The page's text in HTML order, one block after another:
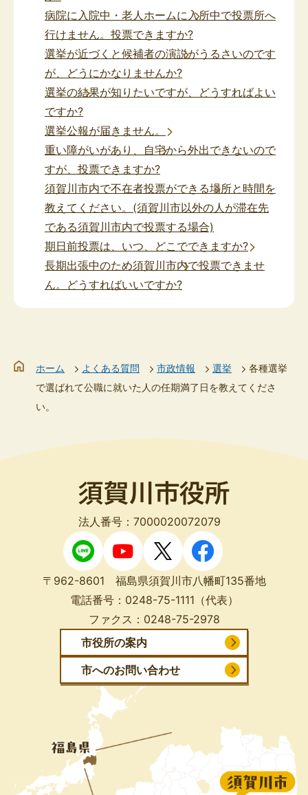
病院に入院中・老人ホームに入所中で投票所へ
行けません。投票できますか?
選挙が近づくと候補者の演説がうるさいのです
が、どうにかなりませんか?
選挙の結果が知りたいですが、どうすればよい
ですか?
選挙公報が届きません。
重い障がいがあり、自宅から外出できないので
すが、投票できますか?
須賀川市内で不在者投票ができる場所と時間を
教えてください。(須賀川市以外の人が滞在先
である須賀川市内で投票する場合)
期日前投票は、いつ、どこでできますか?
長期出張中のため須賀川市内で投票できませ
ん。どうすればいいですか?
ホーム よくある質問 市政情報 選挙
各種選挙
で選ばれて公職に就いた人の任期満了日を教えてくださ
い。
法人番号：7000020072079
〒962-8601 福島県須賀川市八幡町135番地
電話番号： 0248-75-1111 （代表）
ファクス： 0248-75-2978
市役所の案内
市へのお問い合わせ